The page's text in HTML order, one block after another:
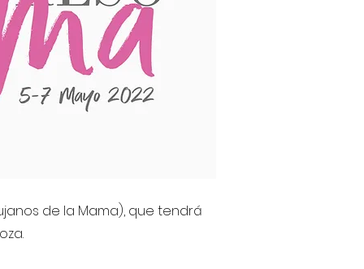
de la Mama), que tendrá